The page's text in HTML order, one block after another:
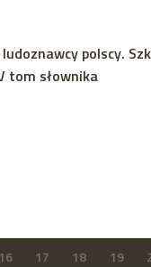
polscy.
tom słownika
16 17 18 19